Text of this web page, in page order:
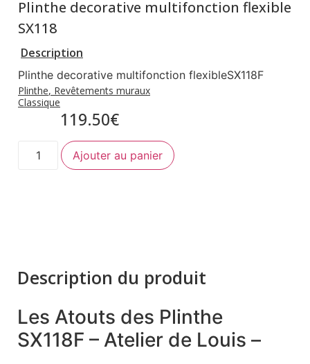
Plinthe decorative multifonction flexible
SX118
Description
Plinthe decorative multifonction flexibleSX118F
Plinthe, Revêtements muraux
Classique
119.50€
Ajouter au panier
Description du produit
Les Atouts des Plinthe
SX118F – Atelier de Louis –